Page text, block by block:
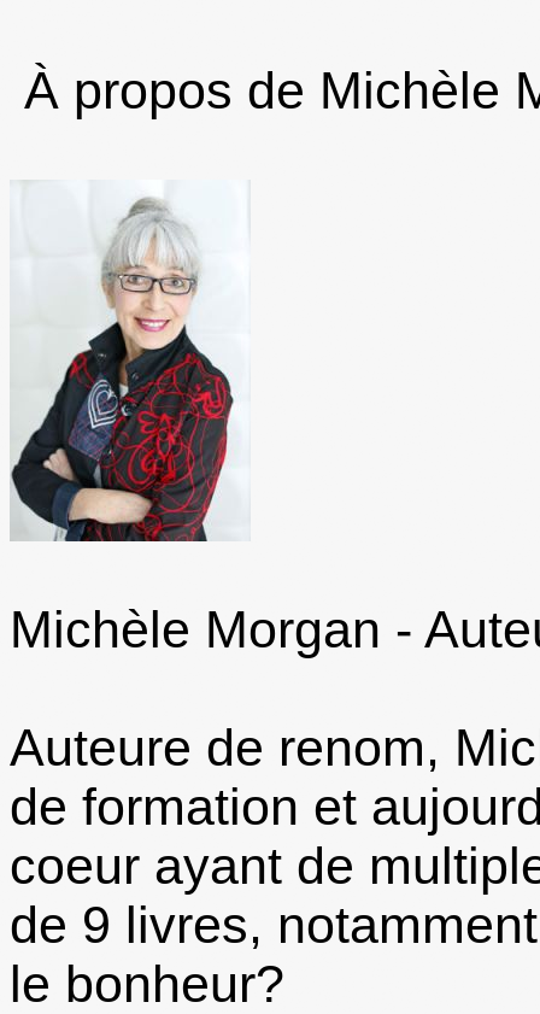
À propos de Michèle
Michèle Morgan -
Auteure de renom,
de formation et
coeur ayant de
de 9 livres,
le bonheur?